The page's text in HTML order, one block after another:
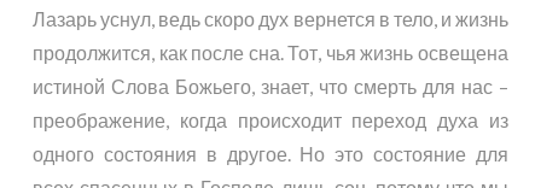
Лазарь уснул, ведь скоро дух вернется в тело, и жизнь
продолжится, как после сна. Тот, чья жизнь освещена
истиной Слова Божьего, знает, что смерть для нас –
преображение, когда происходит переход духа из
одного состояния в другое. Но это состояние для